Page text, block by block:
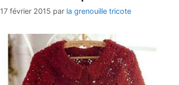
17 février 2015 par la grenouille tricote